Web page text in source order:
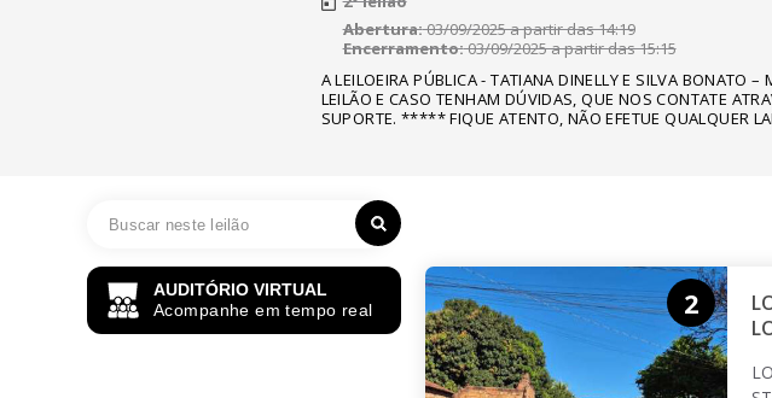
Abertura:03/09/2025 a partir das 14:19
Encerramento:03/09/2025 a partir das 15:15
A LEILOEIRA PÚBLICA - TATIANA DINELLY E SILVA BONATO
LEILÃO E CASO TENHAM DÚVIDAS, QUE NOS CONTATE
SUPORTE. ***** FIQUE ATENTO, NÃO EFETUE QUALQUER
AUDITÓRIO VIRTUAL
Acompanhe em tempo real
2